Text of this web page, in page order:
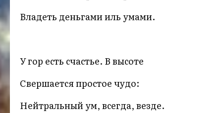
Владеть деньгами иль умами.
У гор есть счастье. В высоте
Свершается простое чудо:
Нейтральный ум, всегда, везде.